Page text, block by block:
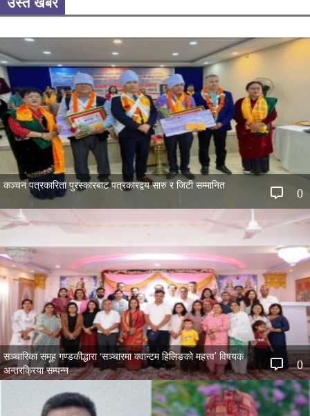
0
कञ्चन पत्रकारिता पुरस्कारबाट पत्रकारद्वय सारु र जिटी सम्मानित
0
सञ्चारिका समूह गण्डकीद्धारा ‘सञ्चारमा क्वान्टम हिलिङको महत्त्व’ विषयक
अन्तरक्रिया सम्पन्न